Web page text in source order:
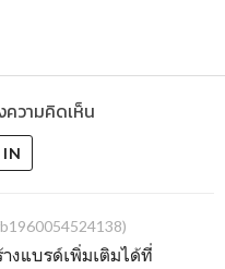
ความคิดเห็น
IN
างแบรด์เพิ่มเติมได้ที่